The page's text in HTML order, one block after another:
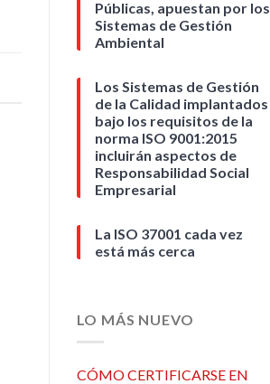
Públicas, apuestan por los
Sistemas de Gestión
Ambiental
Los Sistemas de Gestión
de la Calidad implantados
bajo los requisitos de la
norma ISO 9001:2015
incluirán aspectos de
Responsabilidad Social
Empresarial
La ISO 37001 cada vez
está más cerca
LO MÁS NUEVO
CÓMO CERTIFICARSE EN